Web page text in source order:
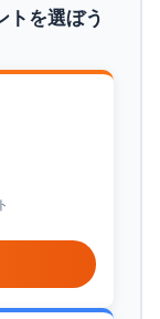
トを選ぼう